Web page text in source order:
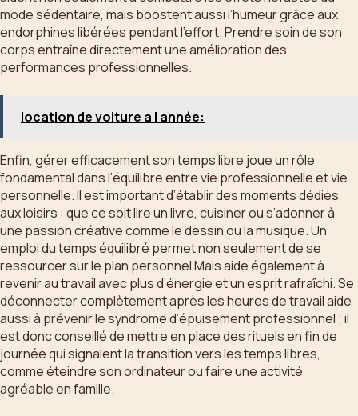
mode sédentaire, mais boostent aussi l’humeur grâce aux
endorphines libérées pendant l’effort. Prendre soin de son
corps entraîne directement une amélioration des
performances professionnelles.
location de voiture a l année:
Enfin, gérer efficacement son temps libre joue un rôle
fondamental dans l’équilibre entre vie professionnelle et vie
personnelle. Il est important d’établir des moments dédiés
aux loisirs : que ce soit lire un livre, cuisiner ou s’adonner à
une passion créative comme le dessin ou la musique. Un
emploi du temps équilibré permet non seulement de se
ressourcer sur le plan personnel Mais aide également à
revenir au travail avec plus d’énergie et un esprit rafraîchi. Se
déconnecter complètement après les heures de travail aide
aussi à prévenir le syndrome d’épuisement professionnel ; il
est donc conseillé de mettre en place des rituels en fin de
journée qui signalent la transition vers les temps libres,
comme éteindre son ordinateur ou faire une activité
agréable en famille.